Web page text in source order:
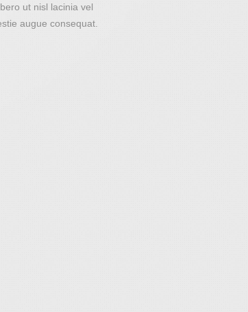
ut nisl lacinia vel
augue consequat.